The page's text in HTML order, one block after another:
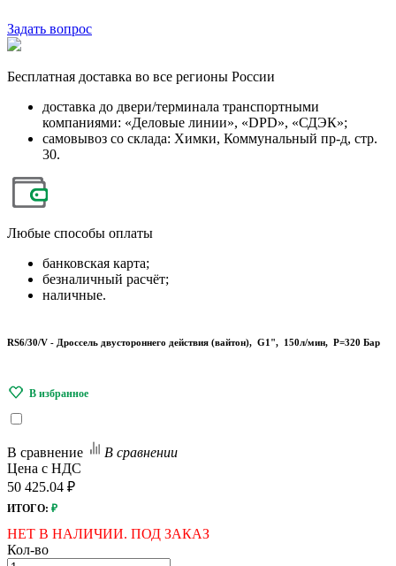
Задать вопрос
Бесплатная доставка во все регионы России
доставка до двери/терминала транспортными
компаниями: «Деловые линии», «DPD», «СДЭК»;
самовывоз со склада: Химки, Коммунальный пр-д, стр.
30.
Любые способы оплаты
банковская карта;
безналичный расчёт;
наличные.
RS6/30/V - Дроссель двустороннего действия (вайтон), G1", 150л/мин, P=320 Бар
В сравнение
В сравнении
Цена с НДС
50 425.04 ₽
ИТОГО: ₽
НЕТ В НАЛИЧИИ. ПОД ЗАКАЗ
Кол-во